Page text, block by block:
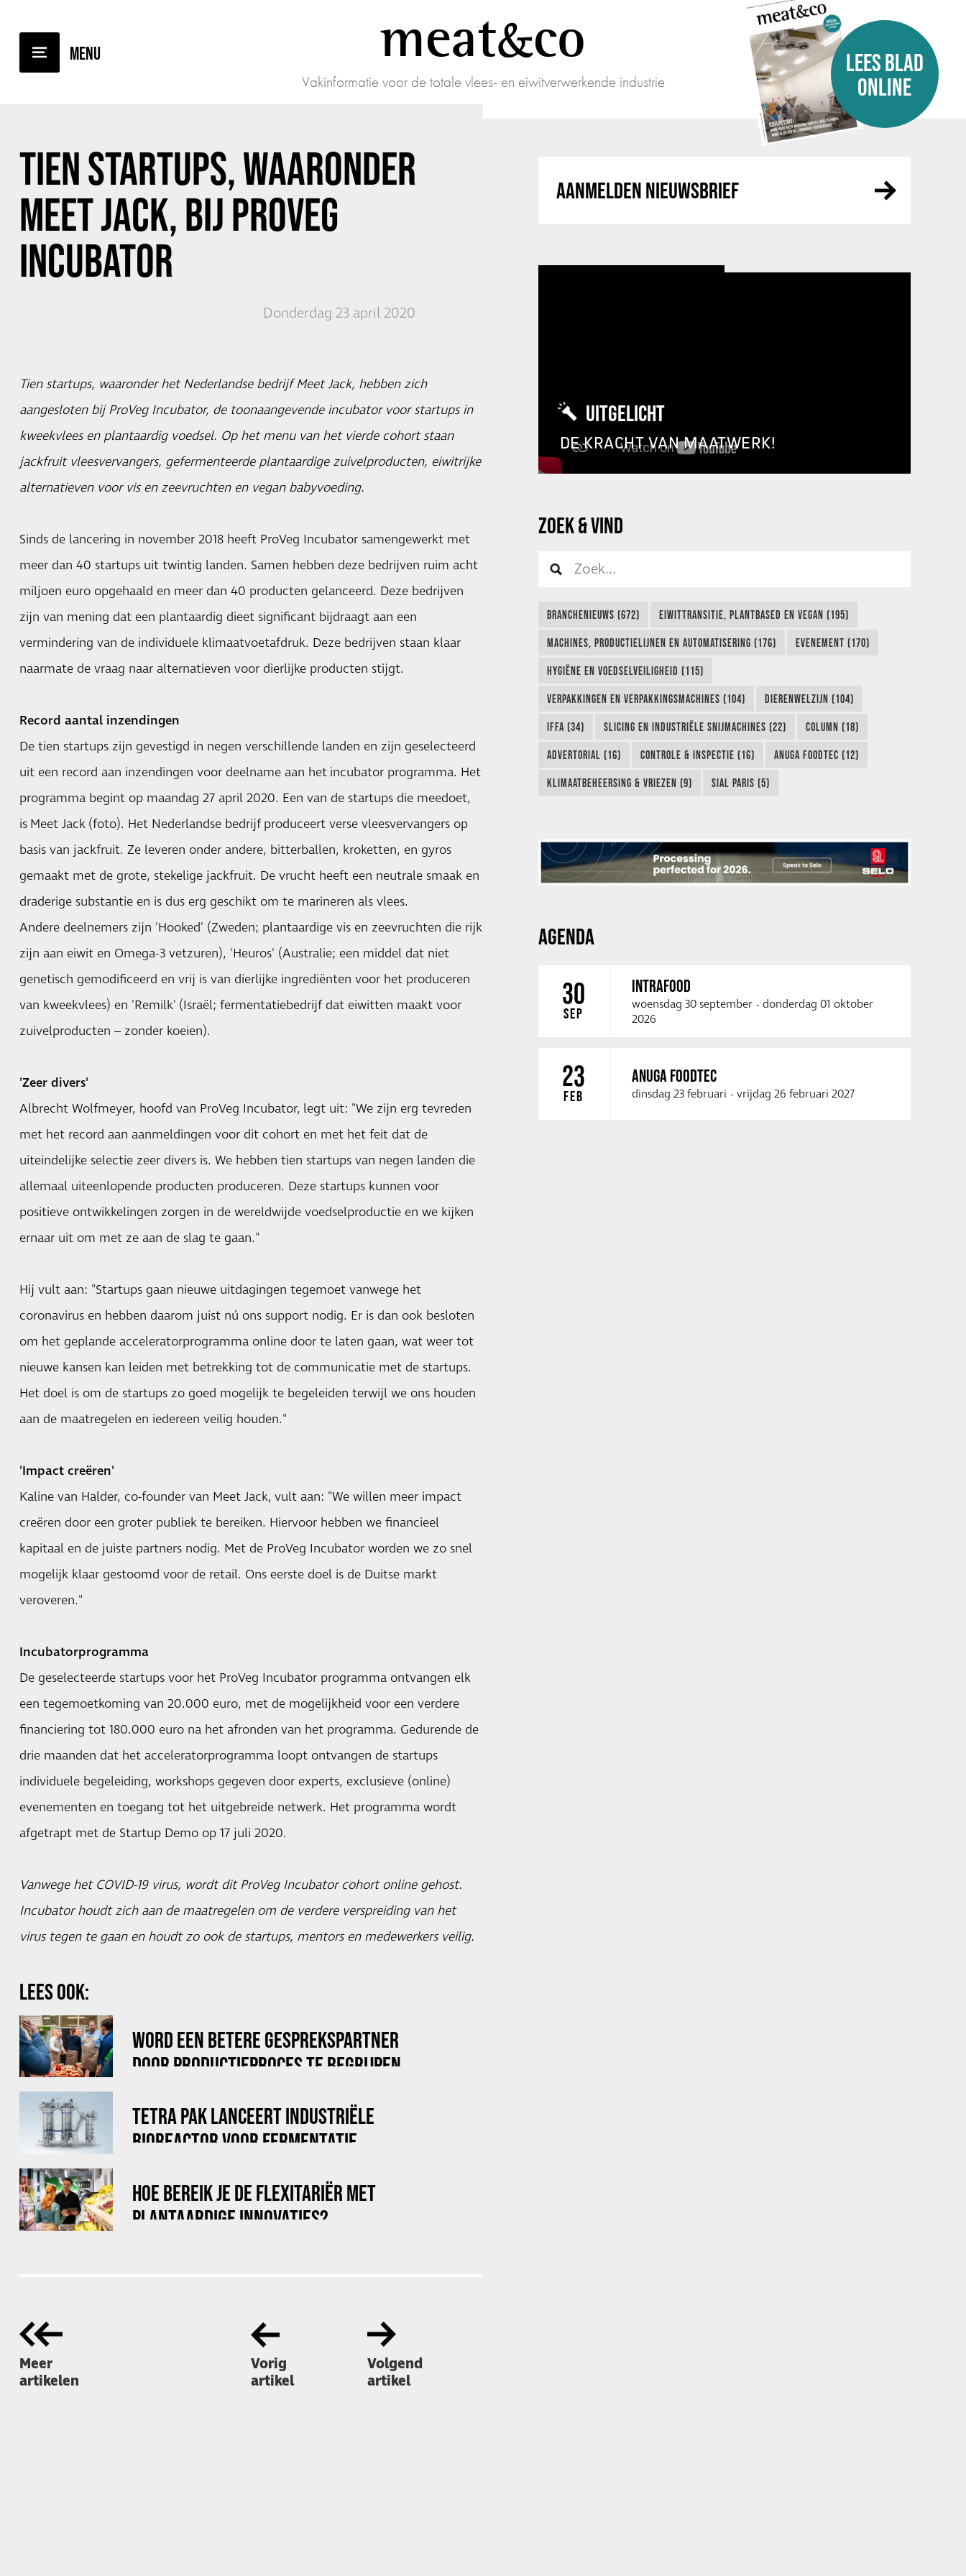
meatco
Vakinformatie voor de totale vlees- en eiwitverwerkende industrie
LEES BLAD
ONLINE
TIEN STARTUPS, WAARONDER
MEET JACK, BIJ PROVEG
INCUBATOR
Donderdag 23 april 2020
Tien startups, waaronder het Nederlandse bedrijf Meet Jack, hebben zich
aangesloten bij ProVeg Incubator, de toonaangevende incubator voor startups in
kweekvlees en plantaardig voedsel. Op het menu van het vierde cohort staan
jackfruit vleesvervangers, gefermenteerde plantaardige zuivelproducten, eiwitrijke
alternatieven voor vis en zeevruchten en vegan babyvoeding.
Sinds de lancering in november 2018 heeft ProVeg Incubator samengewerkt met
meer dan 40 startups uit twintig landen. Samen hebben deze bedrijven ruim acht
miljoen euro opgehaald en meer dan 40 producten gelanceerd. Deze bedrijven
zijn van mening dat een plantaardig dieet significant bijdraagt aan een
vermindering van de individuele klimaatvoetafdruk. Deze bedrijven staan klaar
naarmate de vraag naar alternatieven voor dierlijke producten stijgt.
Record aantal inzendingen
De tien startups zijn gevestigd in negen verschillende landen en zijn geselecteerd
uit een record aan inzendingen voor deelname aan het incubator programma. Het
programma begint op maandag 27 april 2020. Een van de startups die meedoet,
is Meet Jack(foto). Het Nederlandse bedrijf produceert verse vleesvervangers op
basis van jackfruit. Ze leveren onder andere, bitterballen, kroketten, en gyros
gemaakt met de grote, stekelige jackfruit. De vrucht heeft een neutrale smaak en
draderige substantie en is dus erg geschikt om te marineren als vlees.
Andere deelnemers zijn 'Hooked' (Zweden; plantaardige vis en zeevruchten die rijk
zijn aan eiwit en Omega-3 vetzuren), 'Heuros' (Australie; een middel dat niet
genetisch gemodificeerd en vrij is van dierlijke ingrediënten voor het produceren
van kweekvlees) en 'Remilk' (Israël; fermentatiebedrijf dat eiwitten maakt voor
zuivelproducten – zonder koeien).
'Zeer divers'
Albrecht Wolfmeyer, hoofd van ProVeg Incubator, legt uit: "We zijn erg tevreden
met het record aan aanmeldingen voor dit cohort en met het feit dat de
uiteindelijke selectie zeer divers is. We hebben tien startups van negen landen die
allemaal uiteenlopende producten produceren. Deze startups kunnen voor
positieve ontwikkelingen zorgen in de wereldwijde voedselproductie en we kijken
ernaar uit om met ze aan de slag te gaan."
Hij vult aan: "Startups gaan nieuwe uitdagingen tegemoet vanwege het
coronavirus en hebben daarom juist nú ons support nodig. Er is dan ook besloten
om het geplande acceleratorprogramma online door te laten gaan, wat weer tot
nieuwe kansen kan leiden met betrekking tot de communicatie met de startups.
Het doel is om de startups zo goed mogelijk te begeleiden terwijl we ons houden
aan de maatregelen en iedereen veilig houden."
'Impact creëren'
Kaline van Halder, co-founder van Meet Jack, vult aan: "We willen meer impact
creëren door een groter publiek te bereiken. Hiervoor hebben we financieel
kapitaal en de juiste partners nodig. Met de ProVeg Incubator worden we zo snel
mogelijk klaar gestoomd voor de retail. Ons eerste doel is de Duitse markt
veroveren."
Incubatorprogramma
De geselecteerde startups voor het ProVeg Incubator programma ontvangen elk
een tegemoetkoming van 20.000 euro, met de mogelijkheid voor een verdere
financiering tot 180.000 euro na het afronden van het programma. Gedurende de
drie maanden dat het acceleratorprogramma loopt ontvangen de startups
individuele begeleiding, workshops gegeven door experts, exclusieve (online)
evenementen en toegang tot het uitgebreide netwerk. Het programma wordt
afgetrapt met de Startup Demo op 17 juli 2020.
Vanwege het COVID-19 virus, wordt dit ProVeg Incubator cohort online gehost.
Incubator houdt zich aan de maatregelen om de verdere verspreiding van het
virus tegen te gaan en houdt zo ook de startups, mentors en medewerkers veilig.
LEES OOK:
WORD EEN BETERE GESPREKSPARTNER
DOOR PRODUCTIEPROCES TE BEGRIJPEN
TETRA PAK LANCEERT INDUSTRIËLE
BIOREACTOR VOOR FERMENTATIE
HOE BEREIK JE DE FLEXITARIËR MET
PLANTAARDIGE INNOVATIES?
Meer
artikelen
Vorig
artikel
Volgend
artikel
AANMELDEN NIEUWSBRIEF
UITGELICHT
DE KRACHT VAN MAATWERK!
ZOEK & VIND
BRANCHENIEUWS (672) EIWITTRANSITIE, PLANTBASED EN VEGAN (195)
MACHINES, PRODUCTIELIJNEN EN AUTOMATISERING (176) EVENEMENT (170)
HYGIËNE EN VOEDSELVEILIGHEID (115)
VERPAKKINGEN EN VERPAKKINGSMACHINES (104) DIERENWELZIJN (104)
IFFA (34) SLICING EN INDUSTRIËLE SNIJMACHINES (22) COLUMN (18)
ADVERTORIAL (16) CONTROLE & INSPECTIE (16) ANUGA FOODTEC (12)
KLIMAATBEHEERSING & VRIEZEN (9) SIAL PARIS (5)
AGENDA
30
SEP
INTRAFOOD
woensdag 30 september - donderdag 01 oktober
2026
23
FEB
ANUGA FOODTEC
dinsdag 23 februari - vrijdag 26 februari 2027